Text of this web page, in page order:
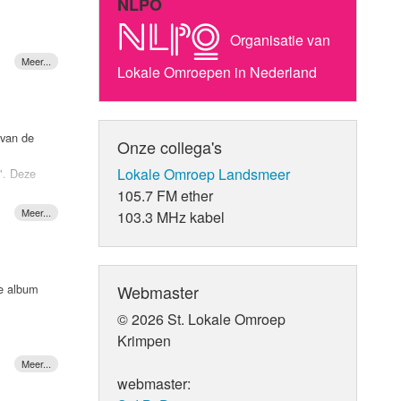
bezingt
24K
heeft
het
de
Deze
album
Organisatie van
Lokale Omroepen in Nederland
Onze collega's
Lokale Omroep Landsmeer
105.7 FM ether
103.3 MHz kabel
Webmaster
© 2026 St. Lokale Omroep
Krimpen
webmaster: